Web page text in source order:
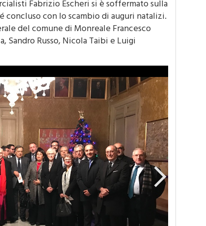
Fabrizio Escheri si è soffermato sulla
concluso con lo scambio di auguri natalizi.
del comune di Monreale Francesco
Sandro Russo, Nicola Taibi e Luigi